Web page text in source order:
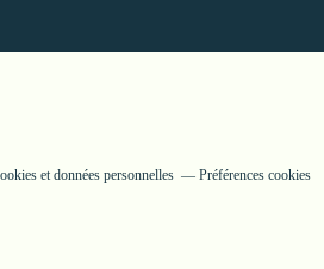
et données personnelles Préférences cookies